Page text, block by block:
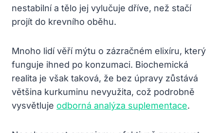
nestabilní a tělo jej vylučuje dříve, než stačí
projít do krevního oběhu.
Mnoho lidí věří mýtu o zázračném elixíru, který
funguje ihned po konzumaci. Biochemická
realita je však taková, že bez úpravy zůstává
většina kurkuminu nevyužita, což podrobně
vysvětluje odborná analýza suplementace.